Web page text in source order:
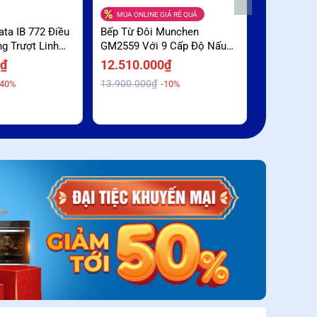
IB 772 Điều
Trượt Linh
Sâu
MUA ONLINE GIÁ RẺ QUÁ
Bếp Từ Đôi Munchen
GM2559 Với 9 Cấp Độ Nấu
Linh Hoạt Giá Rẻ Bất Ngờ
12.510.000₫
13.900.000₫ -10%